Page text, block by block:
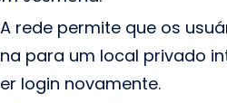
A rede permite que os
para um local privado
login novamente.